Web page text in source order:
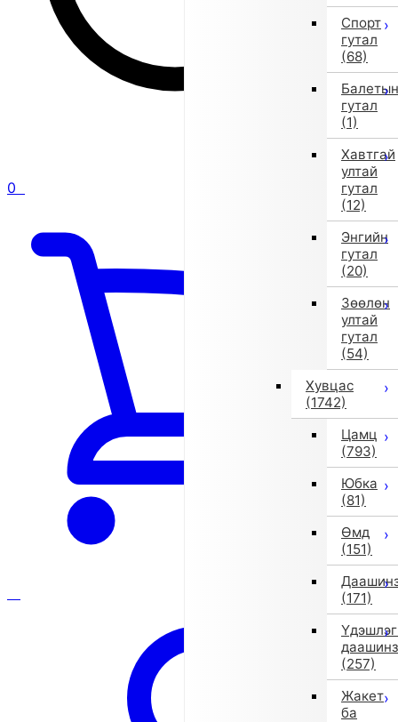
0
Спорт
гутал
(68)
Балетын
гутал
(1)
Хавтгай
ултай
гутал
(12)
Энгийн
гутал
(20)
Зөөлөн
ултай
гутал
(54)
Хувцас
(1742)
Цамц
(793)
Юбка
(81)
Өмд
(151)
(171)
даашинз
(257)
Жакет
ба